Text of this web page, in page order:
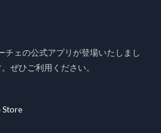
チェの公式アプリが登場いたしまし
ぜひご利用ください。